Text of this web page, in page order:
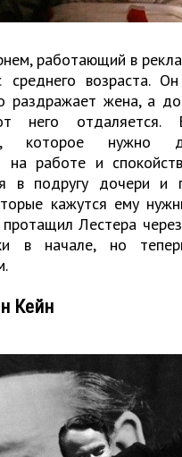
работающий в
среднего возраста.
раздражает жена, а
него отдаляется.
которое нужно
на работе и
в подругу дочери и
кажутся ему
протащил Лестера
в начале, но
Кейн